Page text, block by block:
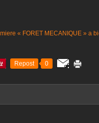
Repost 0